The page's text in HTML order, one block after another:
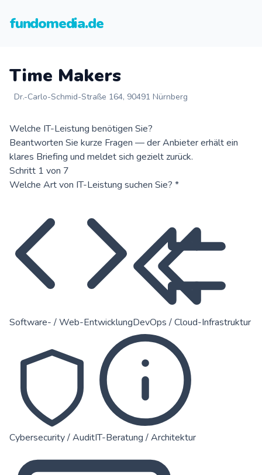
fundomedia.de
Time Makers
Dr.-Carlo-Schmid-Straße 164, 90491 Nürnberg
Welche IT-Leistung benötigen Sie?
Beantworten Sie kurze Fragen — der Anbieter erhält ein
klares Briefing und meldet sich gezielt zurück.
Schritt 1 von 7
Welche Art von IT-Leistung suchen Sie? *
Software- / Web-EntwicklungDevOps / Cloud-Infrastruktur
Cybersecurity / AuditIT-Beratung / Architektur